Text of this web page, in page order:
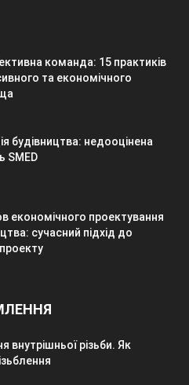
команда: 15 практиків
та економічного
будівництва: недооцінена
SMED
економічного проектування
сучасний підхід до
проекту
внутрішньої різьби. Як